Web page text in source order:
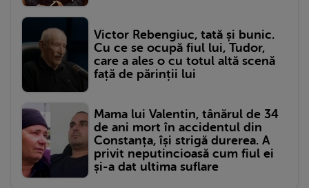
Victor Rebengiuc, tată și bunic.
Cu ce se ocupă fiul lui, Tudor,
care a ales o cu totul altă scenă
față de părinții lui
Mama lui Valentin, tânărul de 34
de ani mort în accidentul din
Constanța, își strigă durerea. A
privit neputincioasă cum fiul ei
și-a dat ultima suflare